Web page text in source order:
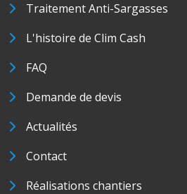
Traitement Anti-Sargasses
L'histoire de Clim Cash
FAQ
Demande de devis
Actualités
Contact
Réalisations chantiers